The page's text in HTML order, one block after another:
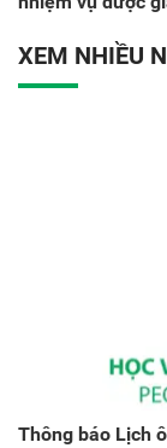
XEM NHIỀU
Thông báo Lịch